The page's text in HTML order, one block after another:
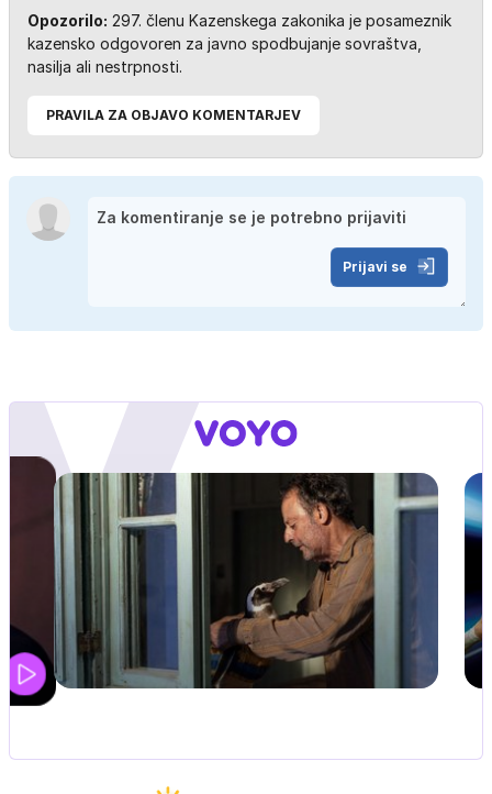
Opozorilo: 297. členu Kazenskega zakonika je posameznik
kazensko odgovoren za javno spodbujanje sovraštva,
nasilja ali nestrpnosti.
PRAVILA ZA OBJAVO KOMENTARJEV
Prijavi se
UEFA SUPERPOKAL